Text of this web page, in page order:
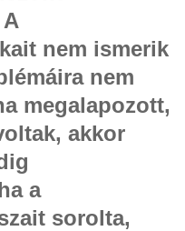
nem ismerik
nem
megalapozott,
akkor
a
sorolta,